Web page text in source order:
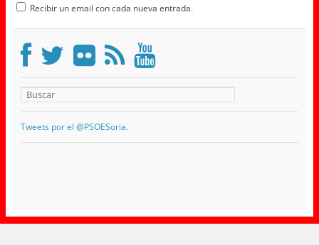
Recibir un email con cada nueva entrada.
Tweets por el @PSOESoria.